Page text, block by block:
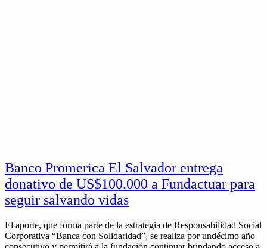
Banco Promerica El Salvador entrega
donativo de US$100.000 a Fundactuar para
seguir salvando vidas
El aporte, que forma parte de la estrategia de Responsabilidad Social
Corporativa “Banca con Solidaridad”, se realiza por undécimo año